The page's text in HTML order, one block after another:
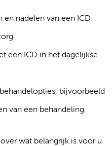
nadelen van een ICD
een ICD in het dagelijkse
bijvoorbeeld
van een behandeling.
wat belangrijk is voor u